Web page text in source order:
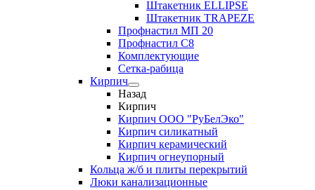
Штакетник ELLIPSE
Штакетник TRAPEZE
Профнастил МП 20
Профнастил С8
Комплектующие
Сетка-рабица
Кирпич
Назад
Кирпич
Кирпич ООО "РуБелЭко"
Кирпич силикатный
Кирпич керамический
Кирпич огнеупорный
Кольца ж/б и плиты перекрытий
Люки канализационные